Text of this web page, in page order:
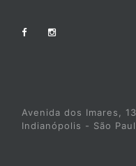
Avenida dos Imares,
Indianópolis - São